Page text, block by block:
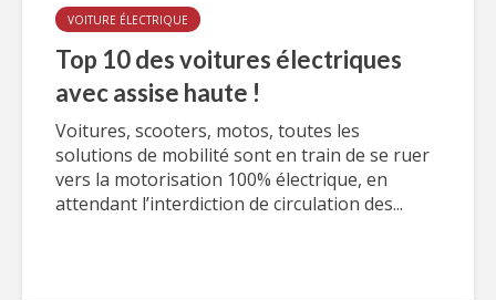
VOITURE ÉLECTRIQUE
Top 10 des voitures électriques
avec assise haute !
Voitures, scooters, motos, toutes les
solutions de mobilité sont en train de se ruer
vers la motorisation 100% électrique, en
attendant l’interdiction de circulation des...